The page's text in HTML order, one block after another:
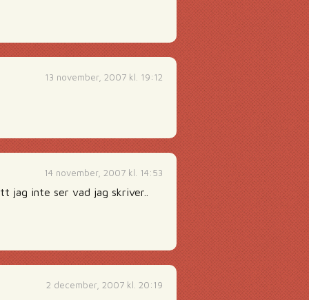
13 november, 2007 kl. 19:12
14 november, 2007 kl. 14:53
jag inte ser vad jag skriver..
2 december, 2007 kl. 20:19